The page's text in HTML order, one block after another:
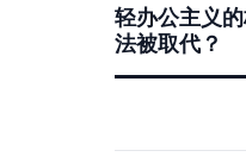
轻办公主义
法被取代？